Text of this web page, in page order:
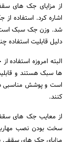
از مزایای جک های
اشاره کرد. استفاده
شد. وزن جک سبک است
دلیل قابلیت استفاده
البته امروزه
ها سبک هستند و
است و پوشش مناسبی
کنند.
از معایب جک های
سخت بودن نصب